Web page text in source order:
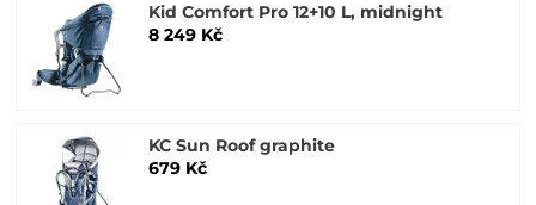
Kid Comfort Pro 12+10 L, midnight
8 249 Kč
KC Sun Roof graphite
679 Kč